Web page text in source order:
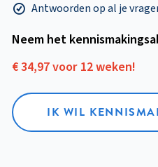
Antwoorden op al je
Neem het
€ 34,97 voor 12 weken!
IK WIL